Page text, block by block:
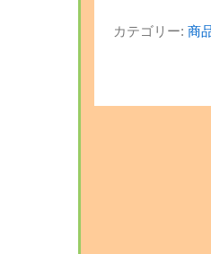
カテゴリー: 商